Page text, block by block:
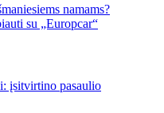
namams?
su „Europcar“
įsitvirtino pasaulio